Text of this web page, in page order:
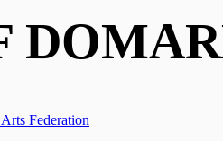
Federation